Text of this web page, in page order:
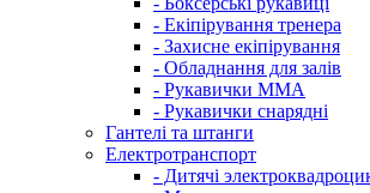
- Екіпірування тренера
- Захисне екіпірування
- Обладнання для залів
- Рукавички ММА
- Рукавички снарядні
Гантелі та штанги
Електротранспорт
- Дитячі